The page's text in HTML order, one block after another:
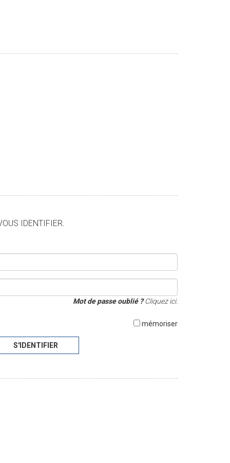
IDENTIFIER.
Mot de passe oublié ?Cliquez ici.
mémoriser
S'IDENTIFIER